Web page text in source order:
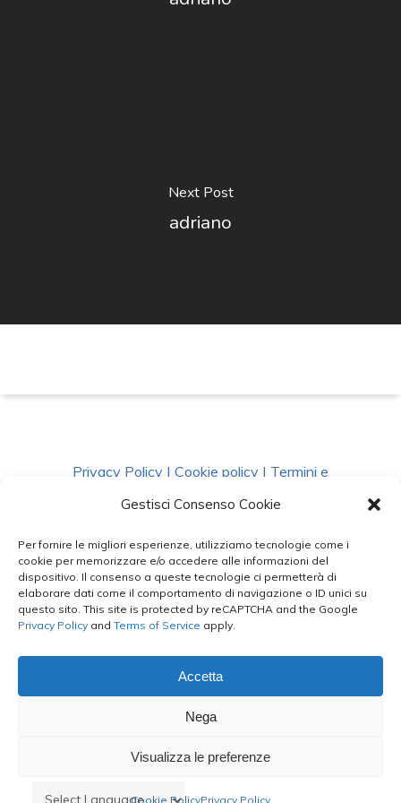
Gestisci Consenso Cookie
Per fornire le migliori esperienze, utilizziamo tecnologie come i
cookie per memorizzare e/o accedere alle informazioni del
dispositivo. Il consenso a queste tecnologie ci permetterà di
elaborare dati come il comportamento di navigazione o ID unici su
questo sito. This site is protected by reCAPTCHA and the Google
Privacy Policy and Terms of Service apply.
Accetta
Nega
Visualizza le preferenze
Cookie PolicyPrivacy Policy
Next Post
adriano
Privacy Policy | Cookie policy | Termini e
Condizioni|Richiedi Dati
facebook instagram whatsappphone
email
Le Bontà del Capo ©